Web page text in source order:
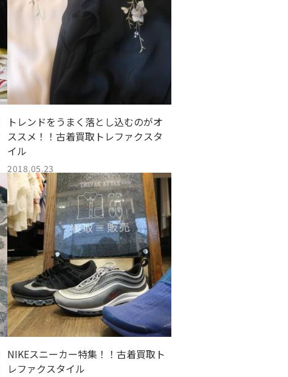
トレンドをうまく落とし込むのがオ
ススメ！！古着買取トレファクスタ
イル
2018.05.23
NIKEスニーカー特集！！古着買取ト
レファクスタイル